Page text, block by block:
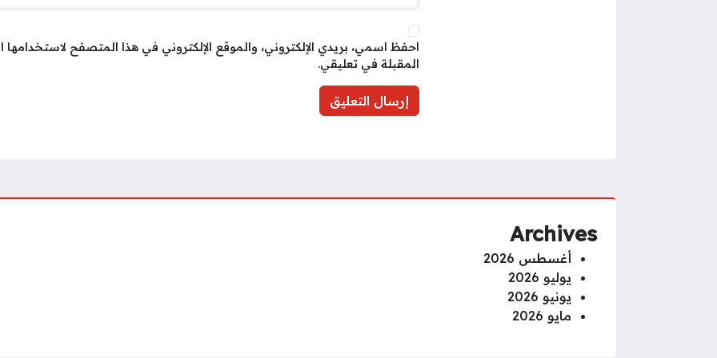
احفظ اسمي، بريدي الإلكتروني، والموقع الإلكتروني في هذا المتصفح لاستخدامها
المقبلة في تعليقي.
Archives
أغسطس 2026
يوليو 2026
يونيو 2026
مايو 2026